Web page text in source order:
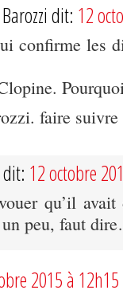
dit: 12
confirme les
faire suivre
12 octobre
qu’il avait
peu, faut
2015 à 12h15